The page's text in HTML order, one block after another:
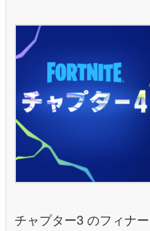
チャプター3 のフィナ